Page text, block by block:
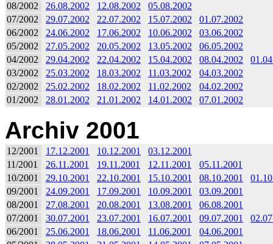
08/2002
26.08.2002 12.08.2002
05.08.2002
07/2002
29.07.2002 22.07.2002 15.07.2002
01.07.2002
06/2002
24.06.2002 17.06.2002 10.06.2002
03.06.2002
05/2002
27.05.2002 20.05.2002 13.05.2002
06.05.2002
04/2002
29.04.2002 22.04.2002 15.04.2002 08.04.2002
03/2002
25.03.2002 18.03.2002 11.03.2002
04.03.2002
02/2002
25.02.2002 18.02.2002 11.02.2002
04.02.2002
01/2002
28.01.2002 21.01.2002 14.01.2002 07.01.2002
Archiv 2001
12/2001 17.12.2001 10.12.2001
03.12.2001
11/2001
26.11.2001 19.11.2001 12.11.2001
05.11.2001
10/2001
29.10.2001 22.10.2001 15.10.2001 08.10.2001
09/2001
24.09.2001 17.09.2001 10.09.2001
03.09.2001
08/2001
27.08.2001 20.08.2001 13.08.2001
06.08.2001
07/2001
30.07.2001 23.07.2001 16.07.2001 09.07.2001
06/2001
25.06.2001 18.06.2001 11.06.2001
04.06.2001